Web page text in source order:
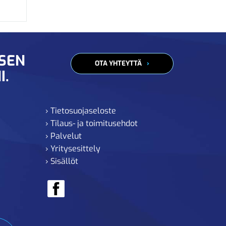
OTA YHTEYTTÄ
› Tietosuojaseloste
› Tilaus- ja toimitusehdot
› Palvelut
› Yritysesittely
› Sisällöt